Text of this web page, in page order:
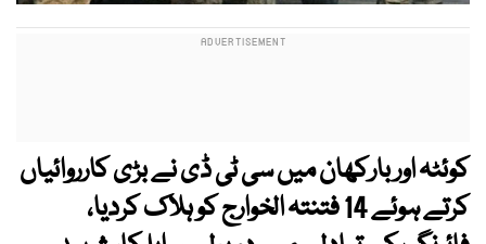
کوئٹہ اور بارکھان میں سی ٹی ڈی نے بڑی کارروائیاں
کرتے ہوئے 14 فتنتہ الخوارج کو ہلاک کردیا،